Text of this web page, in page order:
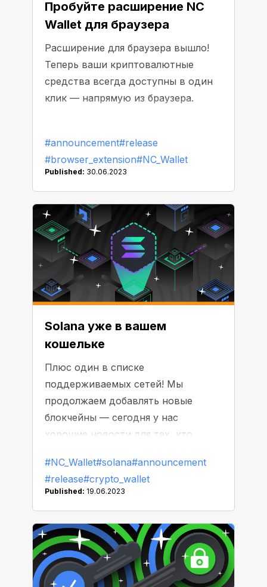
Пробуйте расширение NC
Wallet для браузера
Расширение для браузера вышло!
Теперь ваши криптовалютные
средства всегда доступны в один
клик — напрямую из браузера.
#announcement#release
#browser_extension#NC_Wallet
Published: 30.06.2023
Solana уже в вашем
кошельке
Плюс один в списке
поддерживаемых сетей! Мы
продолжаем добавлять новые
блокчейны — сегодня у нас
хорошие новости для тех, кто
#NC_Wallet#solana#announcement
#release#crypto_wallet
Published: 19.06.2023